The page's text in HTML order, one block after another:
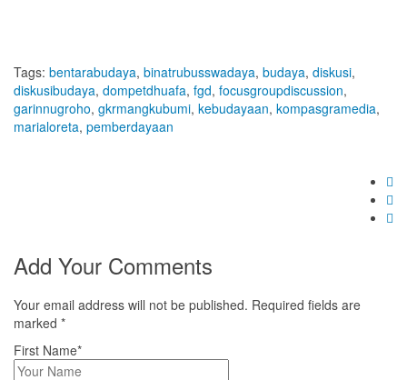
Tags: bentarabudaya, binatrubusswadaya, budaya, diskusi,
diskusibudaya, dompetdhuafa, fgd, focusgroupdiscussion,
garinnugroho, gkrmangkubumi, kebudayaan, kompasgramedia,
marialoreta, pemberdayaan
Add Your Comments
Your email address will not be published. Required fields are
marked *
First Name*